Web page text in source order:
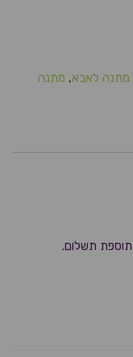
מתנה לאבא, מתנה
תשלום.